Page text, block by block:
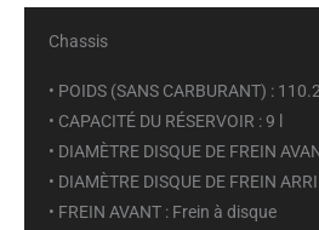
Chassis
• POIDS (SANS CARBURANT) :
• CAPACITÉ DU RÉSERVOIR : 9 l
• DIAMÈTRE DISQUE DE FREIN
• DIAMÈTRE DISQUE DE FREIN
• FREIN AVANT : Frein à disque